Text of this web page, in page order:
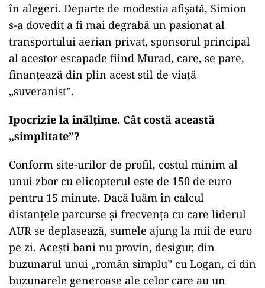
în alegeri. Departe de modestia afișată, Simion
s-a dovedit a fi mai degrabă un pasionat al
transportului aerian privat, sponsorul principal
al acestor escapade fiind Murad, care, se pare,
finanțează din plin acest stil de viață
„suveranist”.
Ipocrizie la înălțime. Cât costă această
„simplitate”?
Conform site-urilor de profil, costul minim al
unui zbor cu elicopterul este de 150 de euro
pentru 15 minute. Dacă luăm în calcul
distanțele parcurse și frecvența cu care liderul
AUR se deplasează, sumele ajung la mii de euro
pe zi. Acești bani nu provin, desigur, din
buzunarul unui „român simplu” cu Logan, ci din
buzunarele generoase ale celor care au un